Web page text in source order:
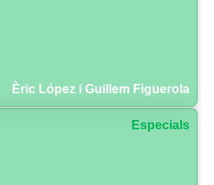
Èric López i Guillem Figuerola
Especials